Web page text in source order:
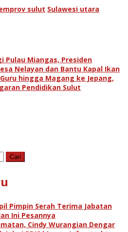
sulut Sulawesi utara
Pulau Miangas, Presiden
Nelayan dan Bantu Kapal Ikan
hingga Magang ke Jepang,
Pendidikan Sulut
Pimpin Serah Terima Jabatan
Ini Pesannya
Cindy Wurangian Dengar